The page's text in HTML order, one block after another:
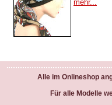
mehr...
Alle im Onlineshop
Für alle Modelle